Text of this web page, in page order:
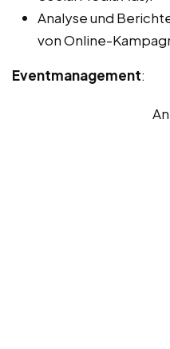
Analyse und
von Online-
Eventmanagement: